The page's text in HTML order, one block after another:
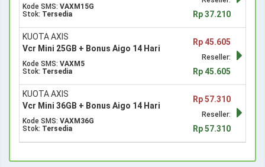
Kode SMS: VAXM15G
Stok: Tersedia Rp 37.210
KUOTA AXIS
Vcr Mini 25GB + Bonus Aigo 14 Hari
Kode SMS: VAXM5
Stok: Tersedia
Rp 45.605
Reseller:
Rp 45.605
KUOTA AXIS
Vcr Mini 36GB + Bonus Aigo 14 Hari
Kode SMS: VAXM36G
Stok: Tersedia
Rp 57.310
Reseller:
Rp 57.310